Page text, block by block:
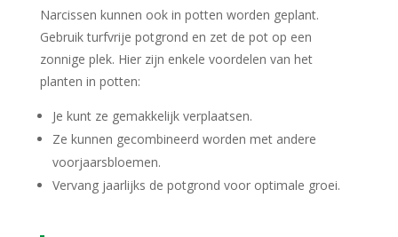
Narcissen kunnen ook in potten worden geplant.
Gebruik turfvrije potgrond en zet de pot op een
zonnige plek. Hier zijn enkele voordelen van het
planten in potten:
Je kunt ze gemakkelijk verplaatsen.
Ze kunnen gecombineerd worden met andere
voorjaarsbloemen.
Vervang jaarlijks de potgrond voor optimale groei.